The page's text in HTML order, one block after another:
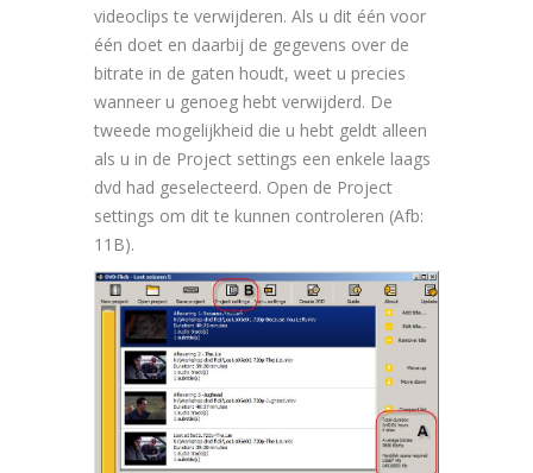
videoclips te verwijderen. Als u dit één voor
één doet en daarbij de gegevens over de
bitrate in de gaten houdt, weet u precies
wanneer u genoeg hebt verwijderd. De
tweede mogelijkheid die u hebt geldt alleen
als u in de Project settings een enkele laags
dvd had geselecteerd. Open de Project
settings om dit te kunnen controleren (Afb:
11B).